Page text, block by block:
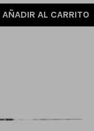
AÑADIR AL CARRITO